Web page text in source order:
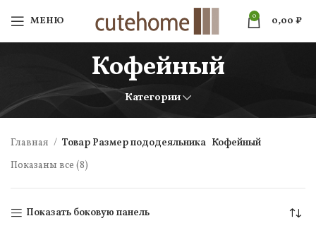
МЕНЮ 0 0,00 ₽
Кофейный
Категории
Главная Товар Размер пододеяльника Кофейный
Показаны все (8)
Показать боковую панель